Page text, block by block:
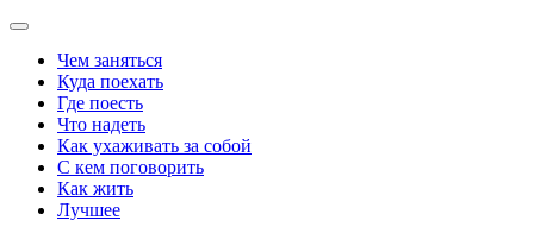
Чем заняться
Куда поехать
Где поесть
Что надеть
Как ухаживать за собой
С кем поговорить
Как жить
Лучшее